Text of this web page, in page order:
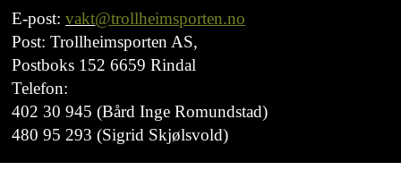
E-post:vakt@trollheimsporten.no
Post: Trollheimsporten AS,
Postboks 152 6659 Rindal
Telefon:
402 30 945 (Bård Inge Romundstad)
480 95 293 (Sigrid Skjølsvold)